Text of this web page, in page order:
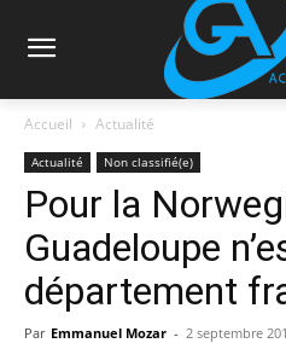
Accueil Actualité
Actualité Non classifié(e)
Pour la
Guadeloupe
département
Par Emmanuel Mozar - 2 septembre